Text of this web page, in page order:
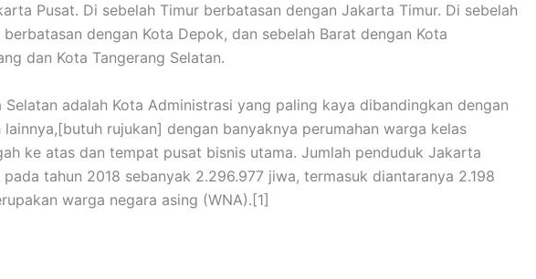
Pusat. Di sebelah Timur berbatasan dengan Jakarta Timur. Di sebelah
berbatasan dengan Kota Depok, dan sebelah Barat dengan Kota
dan Kota Tangerang Selatan.
Selatan adalah Kota Administrasi yang paling kaya dibandingkan dengan
lainnya,[butuh rujukan] dengan banyaknya perumahan warga kelas
ke atas dan tempat pusat bisnis utama. Jumlah penduduk Jakarta
pada tahun 2018 sebanyak 2.296.977 jiwa, termasuk diantaranya 2.198
warga negara asing (WNA).[1]